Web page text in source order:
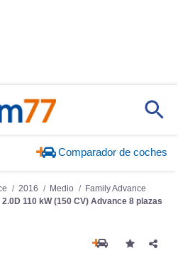
Comparador de coches
2016 Medio
Family Advance
110 kW (150 CV) Advance 8 plazas